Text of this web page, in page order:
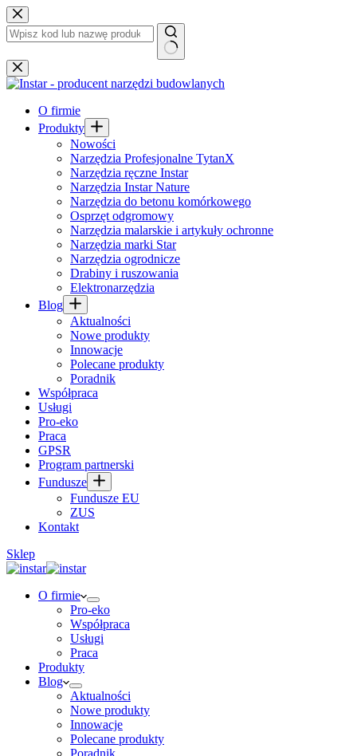
Przejdź
do
treści
Brak
wyników
O firmie
Produkty
Nowości
Narzędzia Profesjonalne TytanX
Narzędzia ręczne Instar
Narzędzia Instar Nature
Narzędzia do betonu komórkowego
Osprzęt odgromowy
Narzędzia malarskie i artykuły ochronne
Narzędzia marki Star
Narzędzia ogrodnicze
Drabiny i ruszowania
Elektronarzędzia
Blog
Aktualności
Nowe produkty
Innowacje
Polecane produkty
Poradnik
Współpraca
Usługi
Pro-eko
Praca
GPSR
Program partnerski
Fundusze
Fundusze EU
ZUS
Kontakt
Sklep
O firmie
Pro-eko
Współpraca
Usługi
Praca
Produkty
Blog
Aktualności
Nowe produkty
Innowacje
Polecane produkty
Poradnik